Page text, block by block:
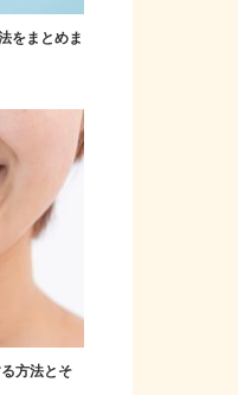
をまとめま
方法とそ